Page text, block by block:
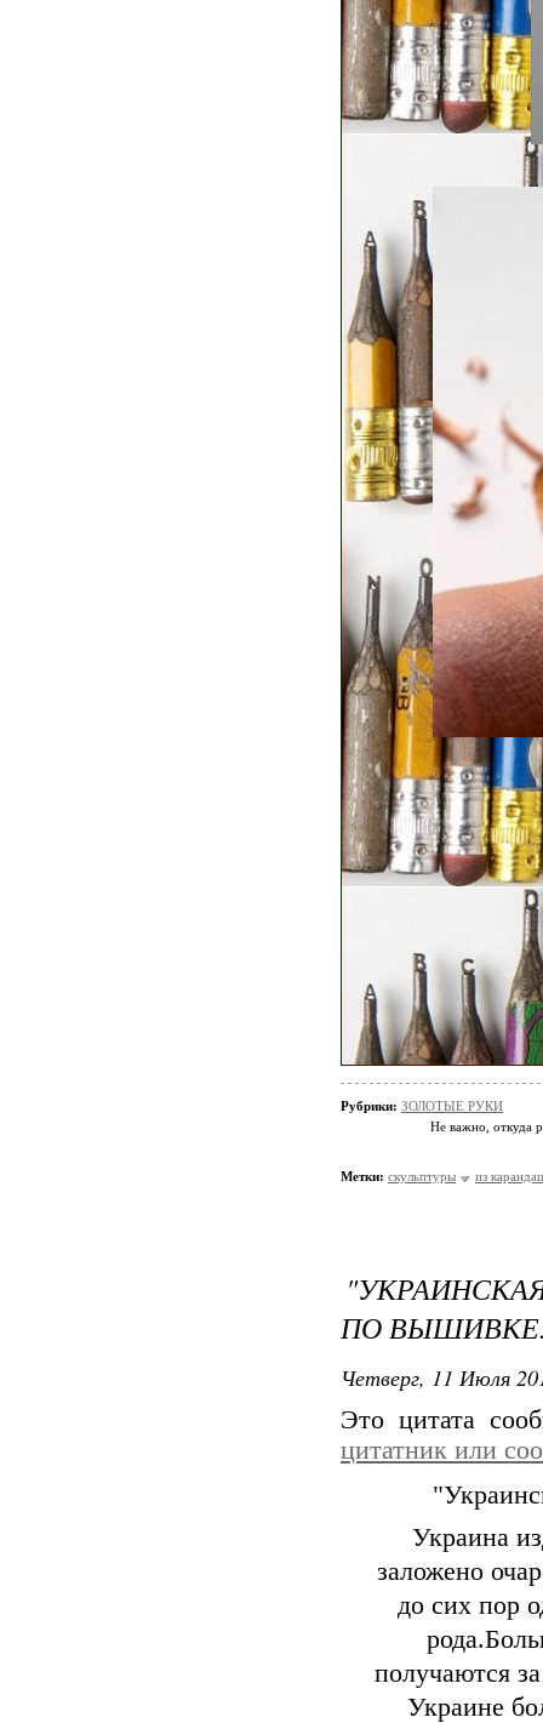
Рубрики: ЗОЛОТЫЕ РУКИ
Не важно, откуда
Метки: скульптуры из
ПО
Четверг, 11 Июля
Это цитата
цитатник или
Украина
заложено
до сих пор
получаются
Украине